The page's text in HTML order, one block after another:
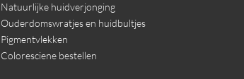
Natuurlijke huidverjonging
Ouderdomswratjes en huidbultjes
Pigmentvlekken
Coloresciene bestellen